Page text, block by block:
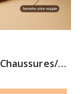
FLUFFY - Chaussures/Chaussons en coton épais Automne-Hiver